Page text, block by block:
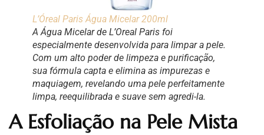
L’Óreal Paris Água Micelar 200ml
A Água Micelar de L’Oreal Paris foi
especialmente desenvolvida para limpar a pele.
Com um alto poder de limpeza e purificação,
sua fórmula capta e elimina as impurezas e
maquiagem, revelando uma pele perfeitamente
limpa, reequilibrada e suave sem agredi-la.
A Esfoliação na Pele Mista